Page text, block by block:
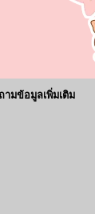
ามข้อมูลเพิ่มเติม